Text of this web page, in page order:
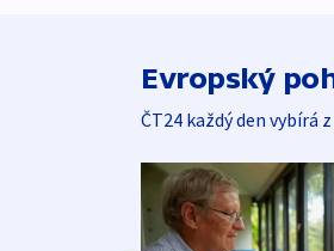
Evropský
ČT24 každý den vybírá